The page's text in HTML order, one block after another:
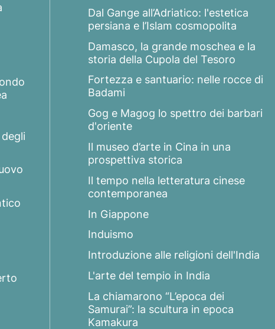
Dal Gange all’Adriatico: l'estetica
persiana e l’Islam cosmopolita
Damasco, la grande moschea e la
storia della Cupola del Tesoro
Fortezza e santuario: nelle rocce di
Badami
Gog e Magog lo spettro dei barbari
d'oriente
Il museo d’arte in Cina in una
prospettiva storica
Il tempo nella letteratura cinese
contemporanea
In Giappone
Induismo
Introduzione alle religioni dell'India
L'arte del tempio in India
La chiamarono “L’epoca dei
Samurai”: la scultura in epoca
Kamakura